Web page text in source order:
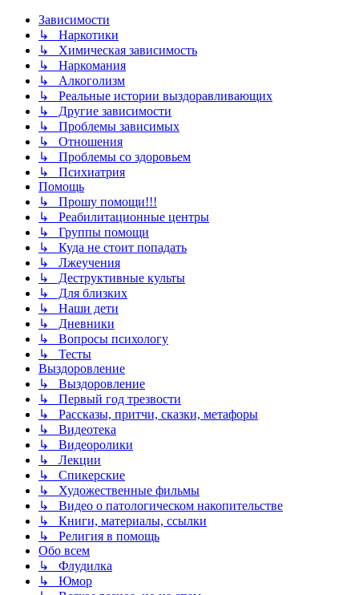
Зависимости
↳ Наркотики
↳ Химическая зависимость
↳ Наркомания
↳ Алкоголизм
↳ Реальные истории выздоравливающих
↳ Другие зависимости
↳ Проблемы зависимых
↳ Отношения
↳ Проблемы со здоровьем
↳ Психиатрия
Помощь
↳ Прошу помощи!!!
↳ Реабилитационные центры
↳ Группы помощи
↳ Куда не стоит попадать
↳ Лжеучения
↳ Деструктивные культы
↳ Для близких
↳ Наши дети
↳ Дневники
↳ Вопросы психологу
↳ Тесты
Выздоровление
↳ Выздоровление
↳ Первый год трезвости
↳ Рассказы, притчи, сказки, метафоры
↳ Видеотека
↳ Видеоролики
↳ Лекции
↳ Спикерские
↳ Художественные фильмы
↳ Видео о патологическом накопительстве
↳ Книги, материалы, ссылки
↳ Религия в помощь
Обо всем
↳ Флудилка
↳ Юмор